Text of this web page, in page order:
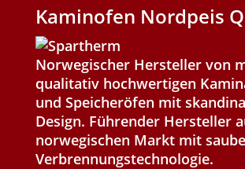
Kaminofen Nordpeis
Norwegischer Hersteller von
qualitativ hochwertigen
und Speicheröfen mit
Design. Führender Hersteller
norwegischen Markt mit
Verbrennungstechnologie.